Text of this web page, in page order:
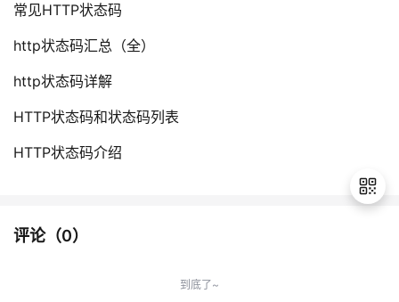
常见HTTP状态码
http状态码汇总（全）
http状态码详解
HTTP状态码和状态码列表
HTTP状态码介绍
评论（0）
到底了~